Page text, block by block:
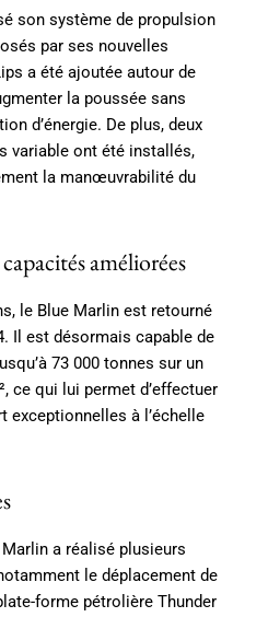
son système de propulsion
par ses nouvelles
a été ajoutée autour de
la poussée sans
d’énergie. De plus, deux
variable ont été installés,
la manœuvrabilité du
améliorées
le Blue Marlin est retourné
Il est désormais capable de
73 000 tonnes sur un
ce qui lui permet d’effectuer
exceptionnelles à l’échelle
a réalisé plusieurs
le déplacement de
forme pétrolière Thunder